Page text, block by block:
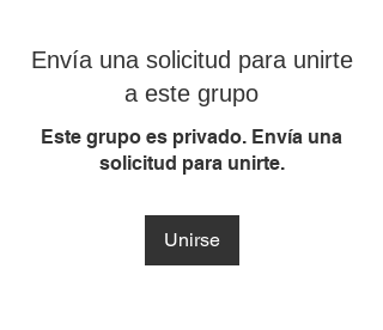
Envía una solicitud para unirte
a este grupo
Este grupo es privado. Envía una
solicitud para unirte.
Unirse